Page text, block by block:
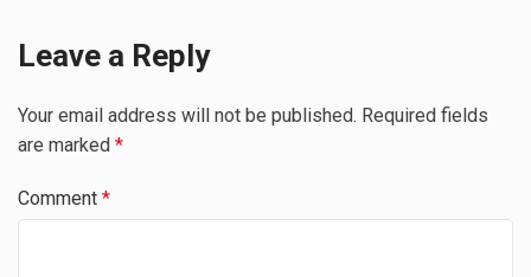
Leave a Reply
Your email address will not be published. Required fields
are marked *
Comment *